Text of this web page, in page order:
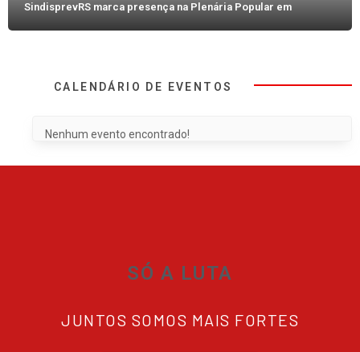
SindisprevRS marca presença na Plenária Popular em
CALENDÁRIO DE EVENTOS
Nenhum evento encontrado!
SÓ A LUTA
JUNTOS SOMOS MAIS FORTES